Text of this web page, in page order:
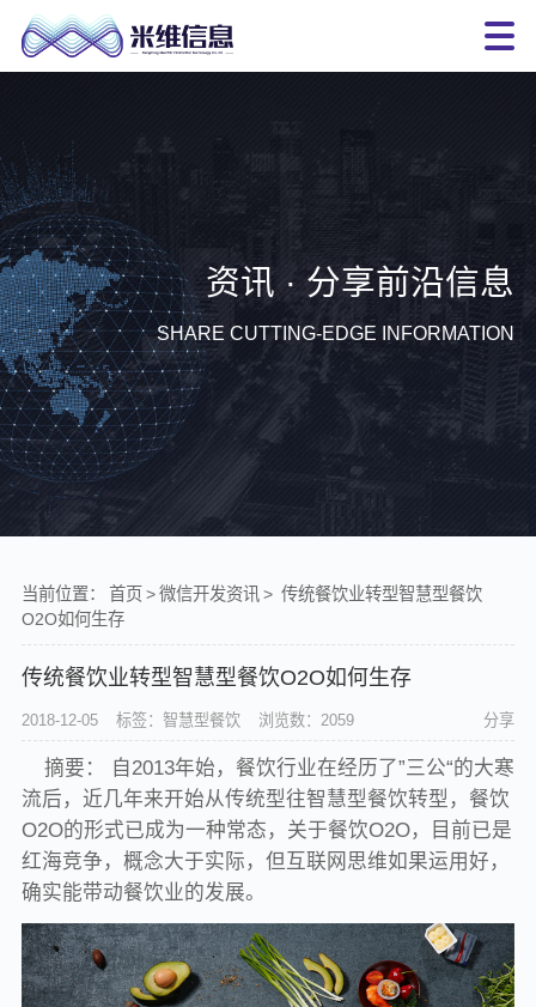
资讯 · 分享前沿信息
SHARE CUTTING-EDGE INFORMATION
当前位置： 首页 >微信开发资讯> 传统餐饮业转型智慧型餐饮
O2O如何生存
传统餐饮业转型智慧型餐饮O2O如何生存
2018-12-05 标签：智慧型餐饮 浏览数：2059 分享
摘要： 自2013年始，餐饮行业在经历了”三公“的大寒
流后，近几年来开始从传统型往智慧型餐饮转型，餐饮
O2O的形式已成为一种常态，关于餐饮O2O，目前已是
红海竞争，概念大于实际，但互联网思维如果运用好，
确实能带动餐饮业的发展。